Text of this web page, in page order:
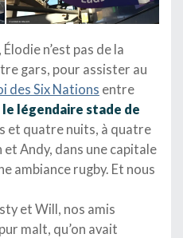
n’est pas de la
gars, pour assister au
des Six Nations entre
le légendaire stade de
et quatre nuits, à quatre
Andy, dans une capitale
ambiance rugby. Et nous
et Will, nos amis
malt, qu’on avait